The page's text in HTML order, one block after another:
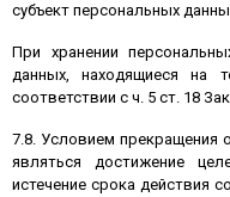
субъект персональных
При хранении
данных, находящиеся на
соответствии с ч. 5 ст. 18
7.8. Условием прекращения
являться достижение
истечение срока действия